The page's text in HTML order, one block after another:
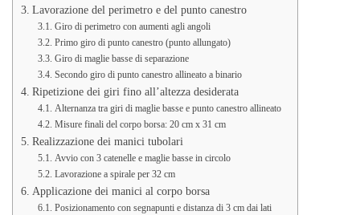
Lavorazione del perimetro e del punto canestro
Giro di perimetro con aumenti agli angoli
Primo giro di punto canestro (punto allungato)
Giro di maglie basse di separazione
Secondo giro di punto canestro allineato a binario
Ripetizione dei giri fino all’altezza desiderata
Alternanza tra giri di maglie basse e punto canestro allineato
Misure finali del corpo borsa: 20 cm x 31 cm
Realizzazione dei manici tubolari
Avvio con 3 catenelle e maglie basse in circolo
Lavorazione a spirale per 32 cm
Applicazione dei manici al corpo borsa
Posizionamento con segnapunti e distanza di 3 cm dai lati